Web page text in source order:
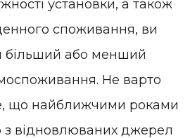
установки, а також
споживання, ви
більший або менший
Не варто
що найближчими роками
з відновлюваних джерел